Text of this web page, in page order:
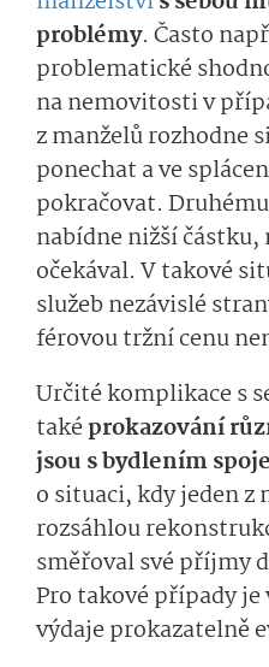
problémy. Často
problematické
na nemovitosti v
z manželů rozhodne
ponechat a ve
pokračovat.
nabídne nižší částku,
očekával. V takové
služeb nezávislé
férovou tržní cenu
Určité komplikace s
taképrokazování
jsou s bydlením
o situaci, kdy jeden
rozsáhlou
směřoval své příjmy
Pro takové případy
výdaje prokazatelně